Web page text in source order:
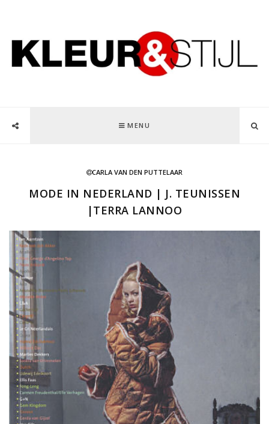
MENU
CARLA VAN DEN PUTTELAAR
MODE IN NEDERLAND | J. TEUNISSEN
|TERRA LANNOO